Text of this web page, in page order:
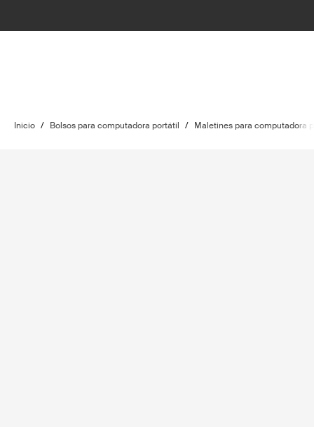
Inicio / Bolsos para computadora portátil / Maletines para computadora